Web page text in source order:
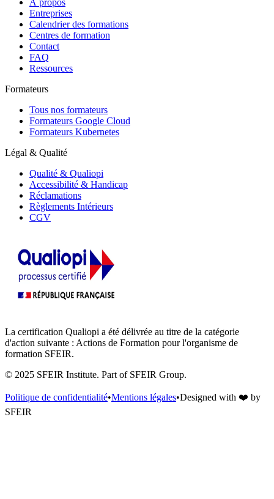
À propos
Entreprises
Calendrier des formations
Centres de formation
Contact
FAQ
Ressources
Formateurs
Tous nos formateurs
Formateurs Google Cloud
Formateurs Kubernetes
Légal & Qualité
Qualité & Qualiopi
Accessibilité & Handicap
Réclamations
Règlements Intérieurs
CGV
La certification Qualiopi a été délivrée au titre de la catégorie
d'action suivante : Actions de Formation pour l'organisme de
formation SFEIR.
© 2025 SFEIR Institute. Part of SFEIR Group.
Politique de confidentialité•Mentions légales•Designed with ❤️ by
SFEIR